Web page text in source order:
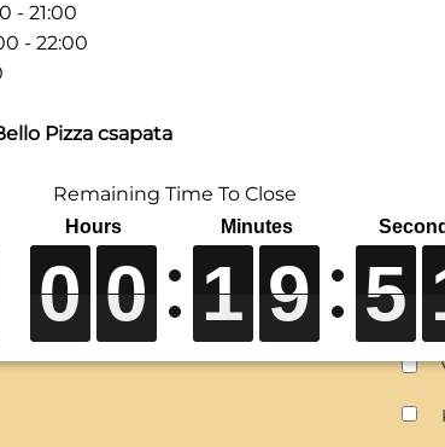
- 21:00
- 22:00
Pizza csapata
Remaining Time To Close
0
0
0
0 0
0
0
0 1
1
1
1 9
9
9
9 5
5
5
5